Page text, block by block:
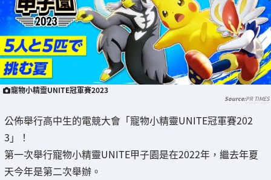
寵物小精靈UNITE冠軍賽2023
PR TIMES
公佈舉行高中生的電競大會「寵物小精靈UNITE冠軍賽202
3」！
第一次舉行寵物小精靈UNITE甲子園是在2022年，繼去年夏
天今年是第二次舉辦。